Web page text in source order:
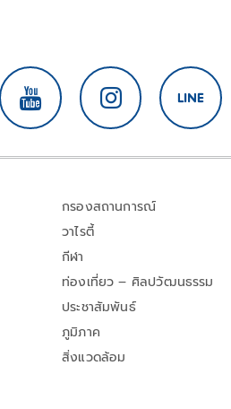
กรองสถานการณ์
วาไรตี้
กีฬา
ท่องเที่ยว – ศิลปวัฒนธรรม
ประชาสัมพันธ์
ภูมิภาค
สิ่งแวดล้อม